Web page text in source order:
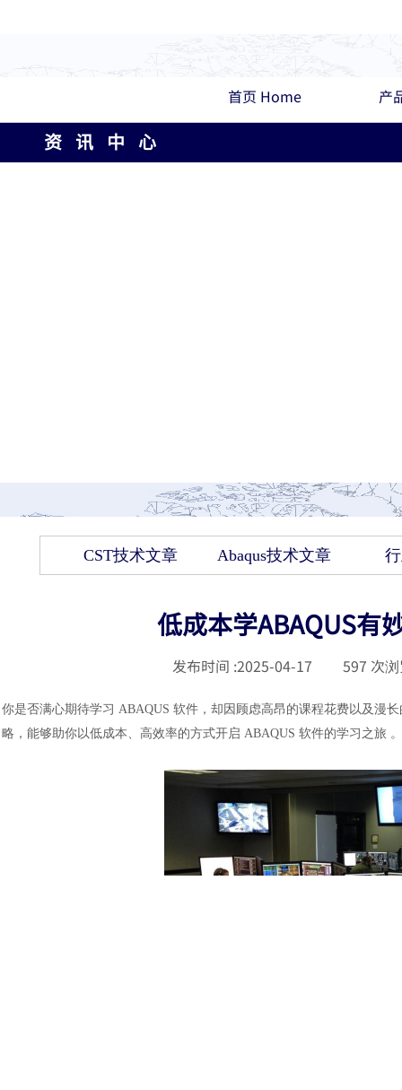
首页 Home 产
资 讯 中 心
CST技术文章 Abaqus技术文章
低成本学ABAQUS有
发布时间 :2025-04-17 597 次
你是否满心期待学习 ABAQUS 软件，却因顾虑高昂的课程花费以及漫
略，能够助你以低成本、高效率的方式开启 ABAQUS 软件的学习之旅 。